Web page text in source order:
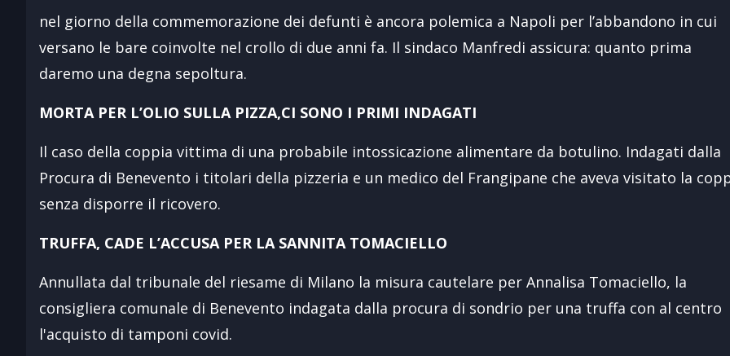
nel giorno della commemorazione dei defunti è ancora polemica a Napoli per l’abbandono in cui
versano le bare coinvolte nel crollo di due anni fa. Il sindaco Manfredi assicura: quanto prima
daremo una degna sepoltura.
MORTA PER L’OLIO SULLA PIZZA,CI SONO I PRIMI INDAGATI
Il caso della coppia vittima di una probabile intossicazione alimentare da botulino. Indagati dalla
Procura di Benevento i titolari della pizzeria e un medico del Frangipane che aveva visitato la
senza disporre il ricovero.
TRUFFA, CADE L’ACCUSA PER LA SANNITA TOMACIELLO
Annullata dal tribunale del riesame di Milano la misura cautelare per Annalisa Tomaciello, la
consigliera comunale di Benevento indagata dalla procura di sondrio per una truffa con al centro
l'acquisto di tamponi covid.